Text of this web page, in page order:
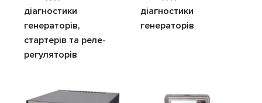
діагностики
генераторів,
стартерів та реле-
регуляторів
діагностики
генераторів